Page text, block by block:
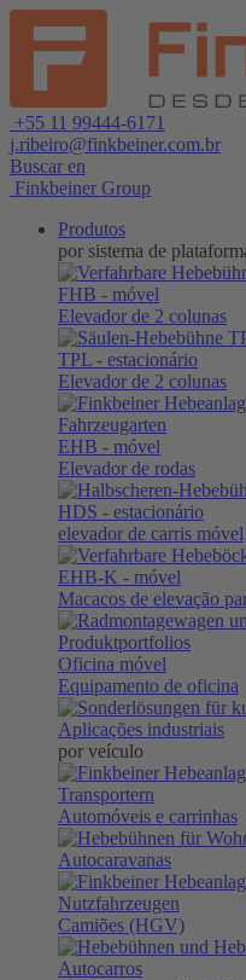
+55 11 99444-6171
j.ribeiro@finkbeiner.com.br
Buscar en
Finkbeiner Group
Produtos
por sistema de
FHB - móvel
Elevador de 2 colunas
TPL - estacionário
Elevador de 2 colunas
EHB - móvel
Elevador de rodas
HDS - estacionário
elevador de carris móvel
EHB-K - móvel
Macacos de elevação
Oficina móvel
Equipamento de oficina
Aplicações industriais
por veículo
Automóveis e carrinhas
Autocaravanas
Camiões (HGV)
Autocarros